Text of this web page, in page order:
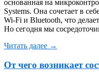
основанная на
Systems. Она сочетает в
Wi-Fi и Bluetooth, что
Но сегодня мы
Читать далее →
От чего возникает